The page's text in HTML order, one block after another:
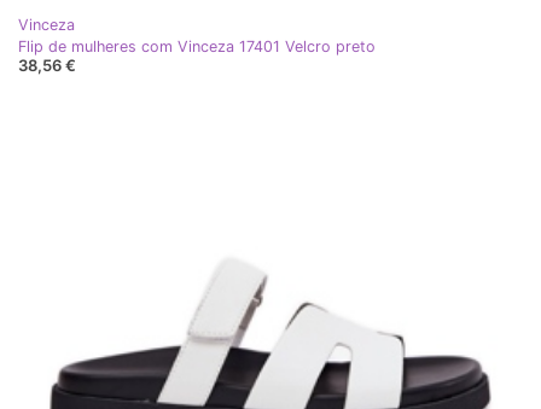
Vinceza
Flip de mulheres com Vinceza 17401 Velcro preto
38,56 €